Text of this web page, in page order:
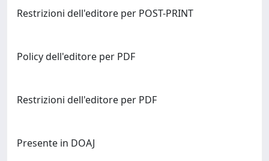
Restrizioni dell'editore per POST-PRINT
Policy dell'editore per PDF
Restrizioni dell'editore per PDF
Presente in DOAJ